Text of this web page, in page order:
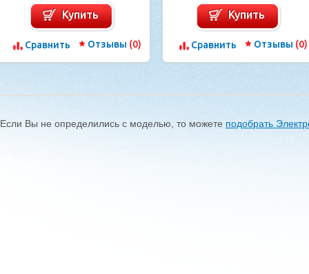
Купить
Cравнить Отзывы (0)
Купить
Cравнить Отзывы (0)
Если Вы не определились с моделью, то можете подобрать